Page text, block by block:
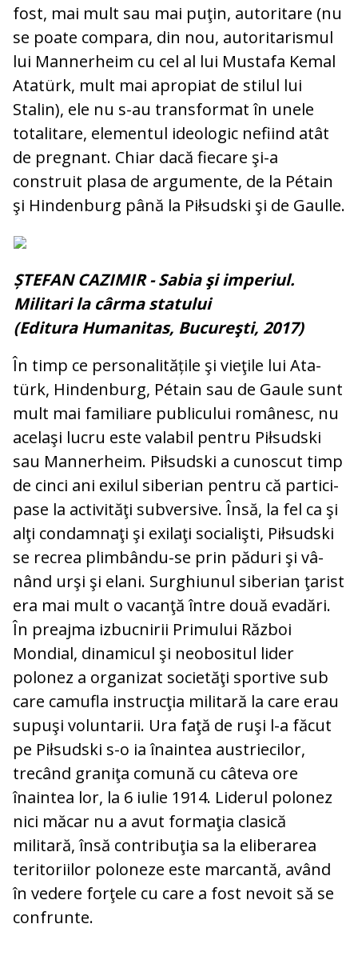
fost, mai mult sau mai puţin, autoritare (nu
se poate compara, din nou, autori­ta­rismul
lui Mannerheim cu cel al lui Mus­tafa Kemal
Atatürk, mult mai apropiat de stilul lui
Stalin), ele nu s-au transformat în unele
totalitare, elementul ideologic ne­fiind atât
de pregnant. Chiar dacă fiecare şi-a
construit plasa de argumente, de la Pétain
şi Hindenburg până la Piłsudski şi de Gaulle.
ȘTEFAN CAZIMIR - Sabia şi imperiul.
Militari la cârma statului
(Editura Humanitas, Bucureşti, 2017)
În timp ce personalitățile şi vieţile lui Ata­
türk, Hindenburg, Pétain sau de Gaule sunt
mult mai familiare pu­blicului românesc, nu
ace­laşi lucru este valabil pen­tru Piłsudski
sau Manner­heim. Piłsudski a cunoscut timp
de cinci ani exilul si­berian pentru că par­ti­ci­
pase la activităţi subver­si­ve. Însă, la fel ca şi
alţi con­damnaţi şi exilaţi socialişti, Piłsudski
se recrea plim­bându-se prin păduri şi vâ­
nând urşi şi elani. Surghiunul siberian ţa­rist
era mai mult o vacanţă între două eva­dări.
În preajma izbucnirii Primului Răz­boi
Mondial, dinamicul şi neobositul lider
polonez a organizat societăţi sportive sub
care camufla instrucţia militară la care erau
supuşi voluntarii. Ura faţă de ruşi l-a fă­cut
pe Piłsudski s-o ia înaintea aus­triecilor,
trecând graniţa comună cu câ­te­va ore
înaintea lor, la 6 iulie 1914. Liderul polonez
nici măcar nu a avut formaţia cla­sică
militară, însă contribuţia sa la eli­be­rarea
teritoriilor poloneze este marcantă, având
în vedere forţele cu care a fost nevoit să se
confrunte.